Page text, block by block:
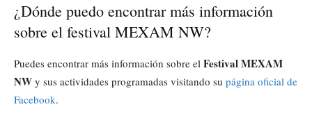
¿Dónde puedo encontrar más información
sobre el festival MEXAM NW?
Puedes encontrar más información sobre el Festival MEXAM
NW y sus actividades programadas visitando su página oficial de
Facebook.